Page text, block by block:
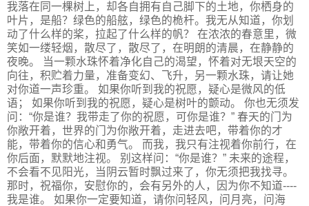
我落在同一棵树上，却各自拥有自己脚下的土地，你栖身的
叶片，是船？绿色的船舷，绿色的桅杆。我无从知道，你划
动了什么样的桨，拉起了什么样的帆？ 在浓浓的春意里，微
笑如一缕轻烟，散尽了，散尽了，在明朗的清晨，在静静的
夜晚。 当一颗水珠怀着净化自己的渴望，怀着对无垠天空的
向往，积贮着力量，准备变幻、飞升，另一颗水珠，请让她
对你道一声珍重。 如果你听到我的祝愿，疑心是微风的低
语； 如果你听到我的祝愿，疑心是树叶的颤动。 你也无须发
问：“你是谁？我带走了你的祝愿，可你是谁？” 春天的门为
你敞开着，世界的门为你敞开着，走进去吧，带着你的才
能，带着你的信心和勇气。 而我，我只有注视着你前行，在
你后面，默默地注视。 别这样问：“你是谁？” 未来的途程，
不会看不见阳光，当阴云暂时飘过来了，你无须把我找寻。
那时，祝福你，安慰你的，会有另外的人，因为你不知道----
我是谁。 如果你一定要知道，请你问轻风，问月亮，问海